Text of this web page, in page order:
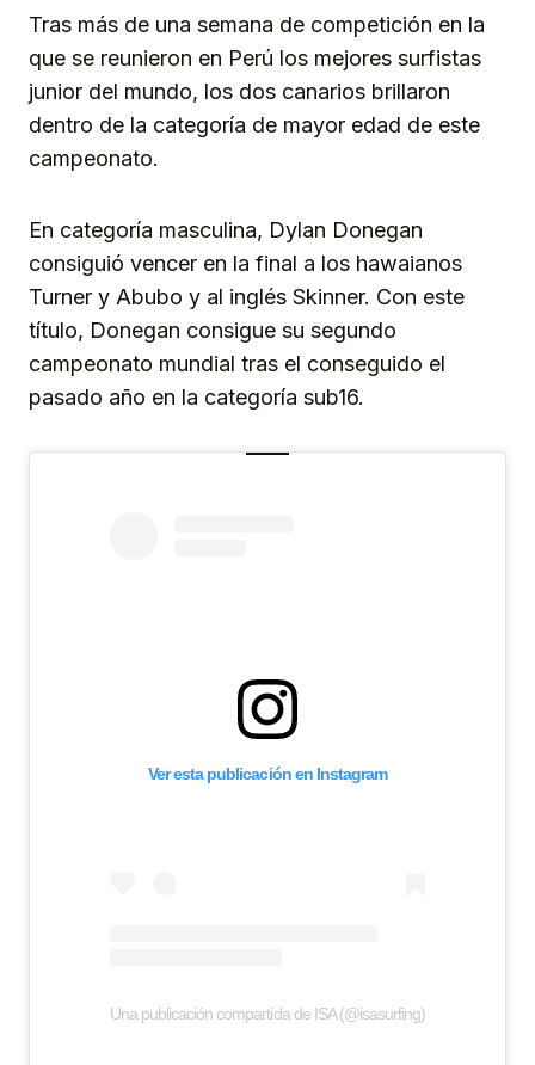
Tras más de una semana de competición en la
que se reunieron en Perú los mejores surfistas
junior del mundo, los dos canarios brillaron
dentro de la categoría de mayor edad de este
campeonato.
En categoría masculina, Dylan Donegan
consiguió vencer en la final a los hawaianos
Turner y Abubo y al inglés Skinner. Con este
título, Donegan consigue su segundo
campeonato mundial tras el conseguido el
pasado año en la categoría sub16.
Ver esta publicación en Instagram
Una publicación compartida de ISA (@isasurfing)